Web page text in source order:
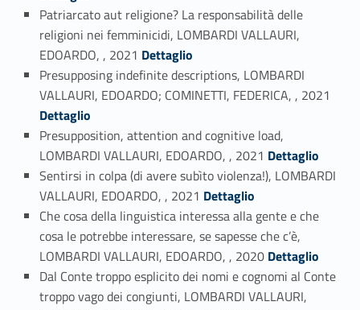
Patriarcato aut religione? La responsabilità delle
religioni nei femminicidi, LOMBARDI VALLAURI,
EDOARDO, , 2021 Link identifier #identifier_person_144653-31
Dettaglio
Presupposing indefinite descriptions, LOMBARDI
VALLAURI, EDOARDO; COMINETTI, FEDERICA, , 2021
Dettaglio
Presupposition, attention and cognitive load,
LOMBARDI VALLAURI, EDOARDO, , 2021 Link identifier #identifier_person_36118-33
Dettaglio
Sentirsi in colpa (di avere subìto violenza!), LOMBARDI
VALLAURI, EDOARDO, , 2021 Link identifier #identifier_person_198437-34
Dettaglio
Che cosa della linguistica interessa alla gente e che
cosa le potrebbe interessare, se sapesse che c’è,
LOMBARDI VALLAURI, EDOARDO, , 2020 Link identifier #identifier_person_80336-35
Dettaglio
Dal Conte troppo esplicito dei nomi e cognomi al Conte
troppo vago dei congiunti, LOMBARDI VALLAURI,